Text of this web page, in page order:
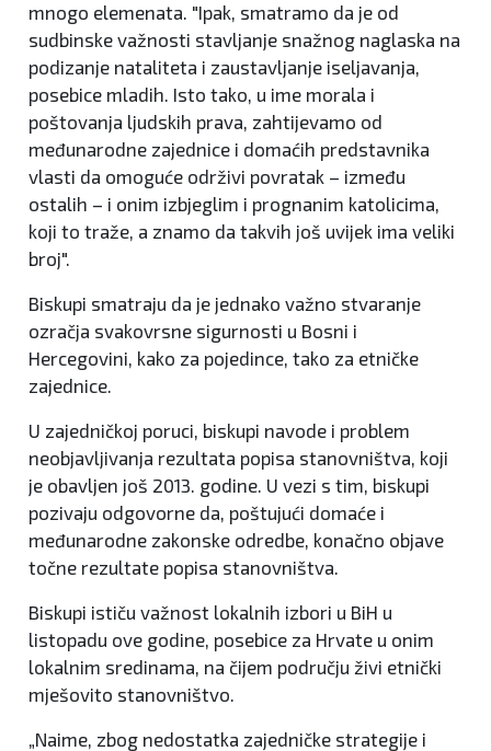
mnogo elemenata. "Ipak, smatramo da je od
sudbinske važnosti stavljanje snažnog naglaska na
podizanje nataliteta i zaustavljanje iseljavanja,
posebice mladih. Isto tako, u ime morala i
poštovanja ljudskih prava, zahtijevamo od
međunarodne zajednice i domaćih predstavnika
vlasti da omoguće održivi povratak – između
ostalih – i onim izbjeglim i prognanim katolicima,
koji to traže, a znamo da takvih još uvijek ima veliki
broj".
Biskupi smatraju da je jednako važno stvaranje
ozračja svakovrsne sigurnosti u Bosni i
Hercegovini, kako za pojedince, tako za etničke
zajednice.
U zajedničkoj poruci, biskupi navode i problem
neobjavljivanja rezultata popisa stanovništva, koji
je obavljen još 2013. godine. U vezi s tim, biskupi
pozivaju odgovorne da, poštujući domaće i
međunarodne zakonske odredbe, konačno objave
točne rezultate popisa stanovništva.
Biskupi ističu važnost lokalnih izbori u BiH u
listopadu ove godine, posebice za Hrvate u onim
lokalnim sredinama, na čijem području živi etnički
mješovito stanovništvo.
„Naime, zbog nedostatka zajedničke strategije i